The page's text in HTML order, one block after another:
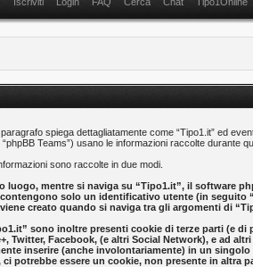
spiega dettagliatamente come “Tipo1.it” ed
“phpBB Teams”) usano le informazioni raccolte durante
sono raccolte in due modi.
luogo, mentre si naviga su “Tipo1.it”, il software
solo un identificativo utente (in seguito
creato quando si naviga tra gli argomenti di
sono inoltre presenti cookie di terze parti (e
Twitter, Facebook, (e altri Social Network), e ad
inserire (anche involontariamente) in un
ci potrebbe essere un cookie, non presente in altra